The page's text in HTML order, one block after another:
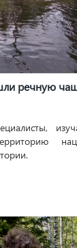
речную